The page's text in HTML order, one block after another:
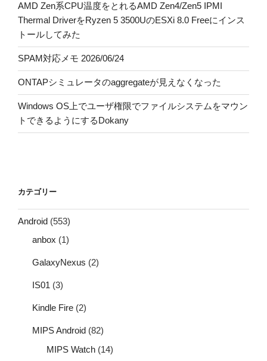
AMD Zen系CPU温度をとれるAMD Zen4/Zen5 IPMI
Thermal DriverをRyzen 5 3500UのESXi 8.0 Freeにインス
トールしてみた
SPAM対応メモ 2026/06/24
ONTAPシミュレータのaggregateが見えなくなった
Windows OS上でユーザ権限でファイルシステムをマウン
トできるようにするDokany
カテゴリー
Android (553)
anbox (1)
GalaxyNexus (2)
IS01 (3)
Kindle Fire (2)
MIPS Android (82)
MIPS Watch (14)